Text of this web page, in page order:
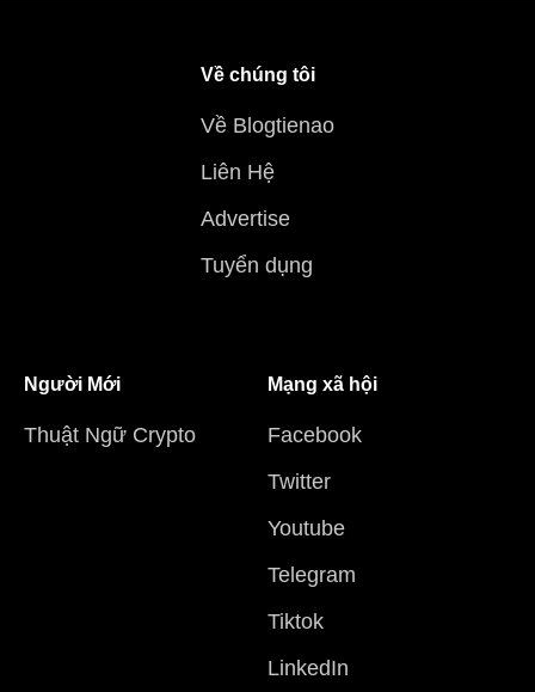
Về chúng tôi
Về Blogtienao
Liên Hệ
Advertise
Tuyển dụng
Người Mới
Thuật Ngữ Crypto
Mạng xã hội
Facebook
Twitter
Youtube
Telegram
Tiktok
LinkedIn